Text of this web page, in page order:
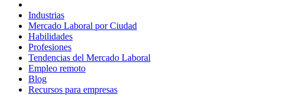
Industrias
Mercado Laboral por Ciudad
Habilidades
Profesiones
Tendencias del Mercado Laboral
Empleo remoto
Blog
Recursos para empresas